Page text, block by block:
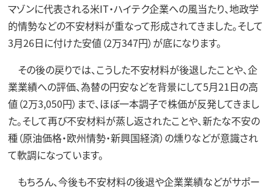
マゾンに代表される米IT・ハイテク企業への風当たり、地政学
的情勢などの不安材料が重なって形成されてきました。そして
3月26日に付けた安値（2万347円）が底になります。
その後の戻りでは、こうした不安材料が後退したことや、企
業業績への評価、為替の円安などを背景にして5月21日の高
値（2万3,050円）まで、ほぼ一本調子で株価が反発してきまし
た。そして再び不安材料が蒸し返されたことや、新たな不安の
種（原油価格・欧州情勢・新興国経済）の燻りなどが意識され
て軟調になっています。
もちろん、今後も不安材料の後退や企業業績などがサポー